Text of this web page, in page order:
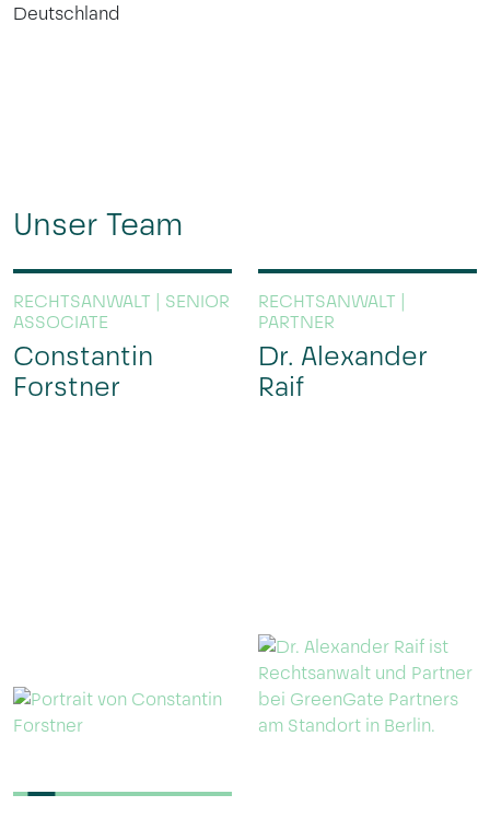
Deutschland
Unser Team
RECHTSANWALT | SENIOR
ASSOCIATE
Constantin
Forstner
RECHTSANWALT |
PARTNER
Dr. Alexander
Raif